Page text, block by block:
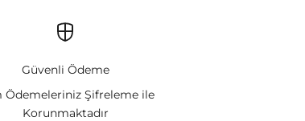
Güvenli Ödeme
Ödemeleriniz Şifreleme ile
Korunmaktadır